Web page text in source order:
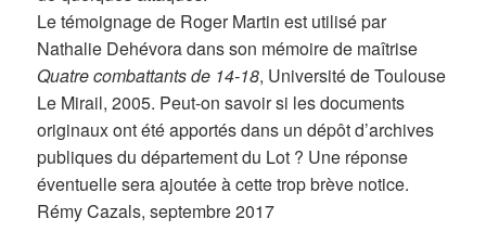
Le témoignage de Roger Martin est utilisé par
Nathalie Dehévora dans son mémoire de maîtrise
Quatre combattants de 14-18, Université de Toulouse
Le Mirail, 2005. Peut-on savoir si les documents
originaux ont été apportés dans un dépôt d’archives
publiques du département du Lot ? Une réponse
éventuelle sera ajoutée à cette trop brève notice.
Rémy Cazals, septembre 2017